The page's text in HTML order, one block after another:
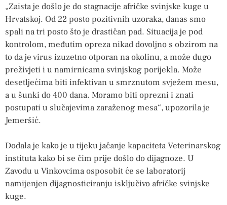
„Zaista je došlo je do stagnacije afričke svinjske kuge u
Hrvatskoj. Od 22 posto pozitivnih uzoraka, danas smo
spali na tri posto što je drastičan pad. Situacija je pod
kontrolom, međutim opreza nikad dovoljno s obzirom na
to da je virus izuzetno otporan na okolinu, a može dugo
preživjeti i u namirnicama svinjskog porijekla. Može
desetljećima biti infektivan u smrznutom svježem mesu,
a u šunki do 400 dana. Moramo biti oprezni i znati
postupati u slučajevima zaraženog mesa“, upozorila je
Jemeršić.
Dodala je kako je u tijeku jačanje kapaciteta Veterinarskog
instituta kako bi se čim prije došlo do dijagnoze. U
Zavodu u Vinkovcima osposobit će se laboratorij
namijenjen dijagnosticiranju isključivo afričke svinjske
kuge.